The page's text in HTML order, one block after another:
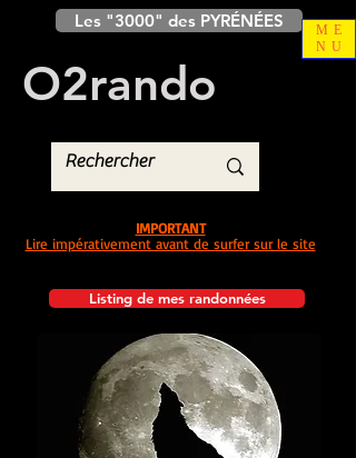
Les "3000" des PYRÉNÉES
O2rando
Listing de mes randonnées
IMPORTANT
Lire impérativement avant de surfer sur le site
ME
NU